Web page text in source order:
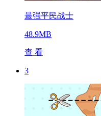
最强平民战士
48.9MB
查 看
3